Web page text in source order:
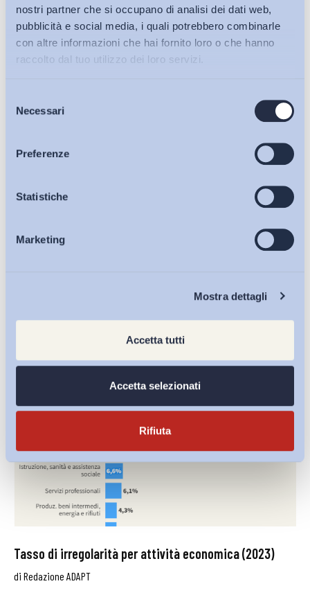
nostri partner che si occupano di analisi dei dati web,
pubblicità e social media, i quali potrebbero combinarle
con altre informazioni che hai fornito loro o che hanno
raccolto dal tuo utilizzo dei loro servizi.
delNecessari
Preferenze
Statistiche
Marketing
Mostra dettagli
Accetta tutti
Accetta selezionati
Rifiuta
Bollettini ADAPT
Articoli
Osservatori
Eventi
Tasso di Occupazione giovanile (20-29 anni) (%) – 2025
Tasso di irregolarità per attività economica (2023)
di Redazione ADAPT